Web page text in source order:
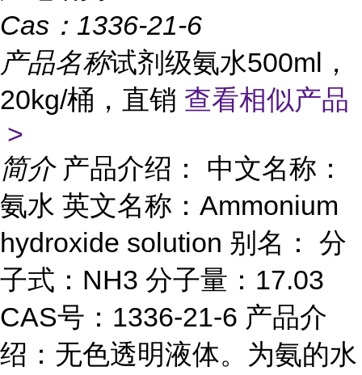
Cas： 1336-21-6
产品名称试剂级氨水500ml，
20kg/桶，直销 查看相似产品
>
简介 产品介绍： 中文名称：
氨水 英文名称：Ammonium
hydroxide solution 别名： 分
子式：NH3 分子量：17.03
CAS号：1336-21-6 产品介
绍：无色透明液体。为氨的水